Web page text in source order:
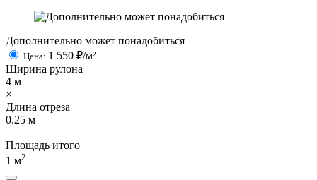
Дополнительно может понадобиться
Цена: 1 550 ₽/м²
Ширина рулона
4 м
×
Длина отреза
0.25 м
=
Площадь итого
1 м2